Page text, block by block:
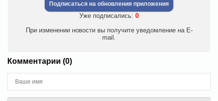
Подписаться на обновления приложения
Уже подписались: 0
При изменении новости вы получите уведомление на E-
mail.
Комментарии (0)